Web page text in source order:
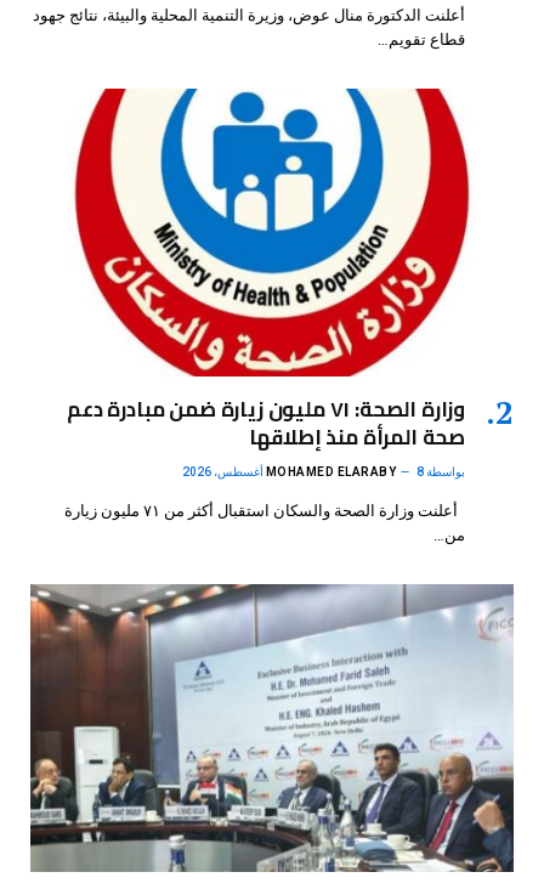
أعلنت الدكتورة منال عوض، وزيرة التنمية المحلية والبيئة، نتائج جهود
قطاع تقويم…
وزارة الصحة: ٧١ مليون زيارة ضمن مبادرة دعم
صحة المرأة منذ إطلاقها
بواسطة MOHAMED ELARABY 8 أغسطس، 2026
أعلنت وزارة الصحة والسكان استقبال أكثر من ٧١ مليون زيارة
من…